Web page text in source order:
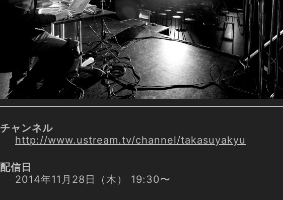
チャンネル
http://www.ustream.tv/channel/takasuyakyu
配信日
2014年11月28日（木） 19:30〜